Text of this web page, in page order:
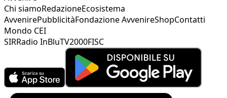
Chi siamoRedazioneEcosistema
AvvenirePubblicitàFondazione AvvenireShopContatti
Mondo CEI
SIRRadio InBluTV2000FISC